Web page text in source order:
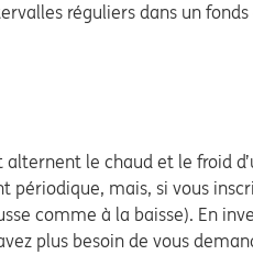
réguliers dans un
le chaud et le froid
mais, si vous
comme à la baisse). En
plus besoin de vous